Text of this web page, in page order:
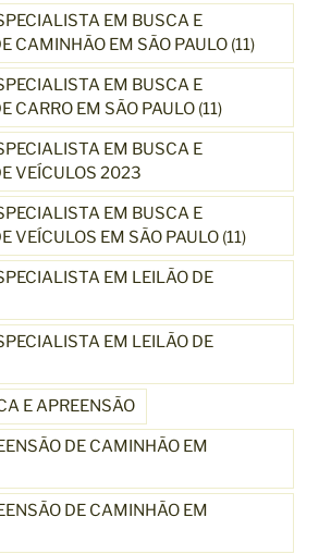
EM BUSCA E
CAMINHÃO EM SÃO PAULO (11)
EM BUSCA E
CARRO EM SÃO PAULO (11)
EM BUSCA E
VEÍCULOS 2023
EM BUSCA E
VEÍCULOS EM SÃO PAULO (11)
EM LEILÃO DE
EM LEILÃO DE
E APREENSÃO
DE CAMINHÃO EM
DE CAMINHÃO EM